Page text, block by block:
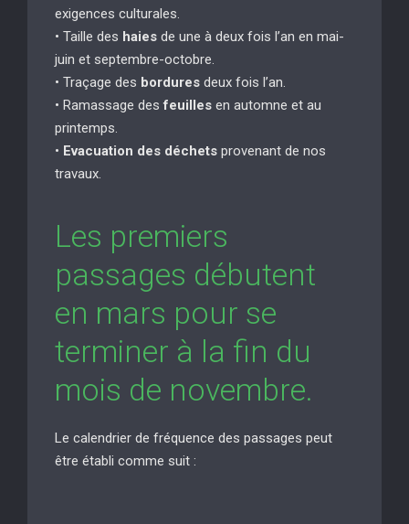
exigences culturales.
• Taille des haies de une à deux fois l’an en mai-
juin et septembre-octobre.
• Traçage des bordures deux fois l’an.
• Ramassage desfeuilles en automne et au
printemps.
• Evacuation des déchets provenant de nos
travaux.
Les premiers
passages débutent
en mars pour se
terminer à la fin du
mois de novembre.
Le calendrier de fréquence des passages peut
être établi comme suit :